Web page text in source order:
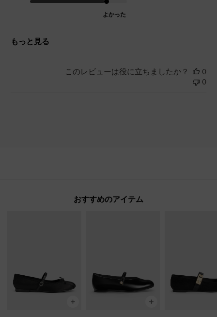
よかった
もっと見る
このレビューは役に立ちましたか？
0
0
おすすめのアイテム